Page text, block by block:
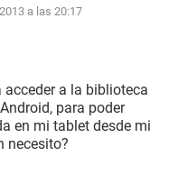
a las 20:17
acceder a la biblioteca
para poder
en mi tablet desde mi
necesito?